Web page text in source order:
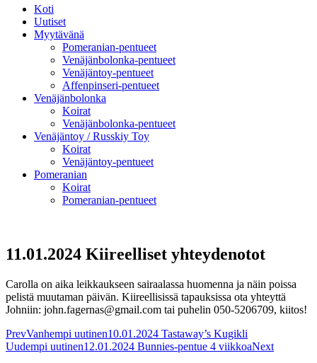
Koti
Uutiset
Myytävänä
Pomeranian-pentueet
Venäjänbolonka-pentueet
Venäjäntoy-pentueet
Affenpinseri-pentueet
Venäjänbolonka
Koirat
Venäjänbolonka-pentueet
Venäjäntoy / Russkiy Toy
Koirat
Venäjäntoy-pentueet
Pomeranian
Koirat
Pomeranian-pentueet
11.01.2024 Kiireelliset yhteydenotot
Carolla on aika leikkaukseen sairaalassa huomenna ja näin poissa
pelistä muutaman päivän. Kiireellisissä tapauksissa ota yhteyttä
Johniin: john.fagernas@gmail.com tai puhelin 050-5206709, kiitos!
PrevVanhempi uutinen10.01.2024 Tastaway’s Kugikli
Uudempi uutinen12.01.2024 Bunnies-pentue 4 viikkoaNext